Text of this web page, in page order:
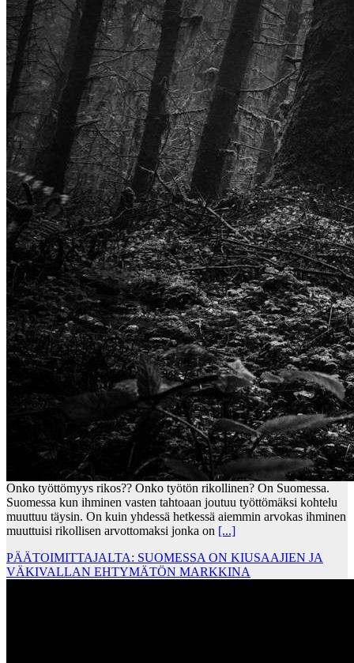
Onko työttömyys rikos?? Onko työtön rikollinen? On Suomessa.
Suomessa kun ihminen vasten tahtoaan joutuu työttömäksi kohtelu
muuttuu täysin. On kuin yhdessä hetkessä aiemmin arvokas ihminen
muuttuisi rikollisen arvottomaksi jonka on [...]
PÄÄTOIMITTAJALTA: SUOMESSA ON KIUSAAJIEN JA
VÄKIVALLAN EHTYMÄTÖN MARKKINA